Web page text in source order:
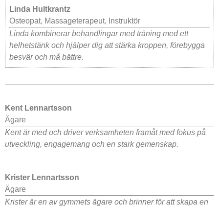
Linda Hultkrantz
Osteopat, Massageterapeut, Instruktör
Linda kombinerar behandlingar med träning med ett
helhetstänk och hjälper dig att stärka kroppen, förebygga
besvär och må bättre.
Kent Lennartsson
Ägare
Kent är med och driver verksamheten framåt med fokus på
utveckling, engagemang och en stark gemenskap.
Krister Lennartsson
Ägare
Krister är en av gymmets ägare och brinner för att skapa en